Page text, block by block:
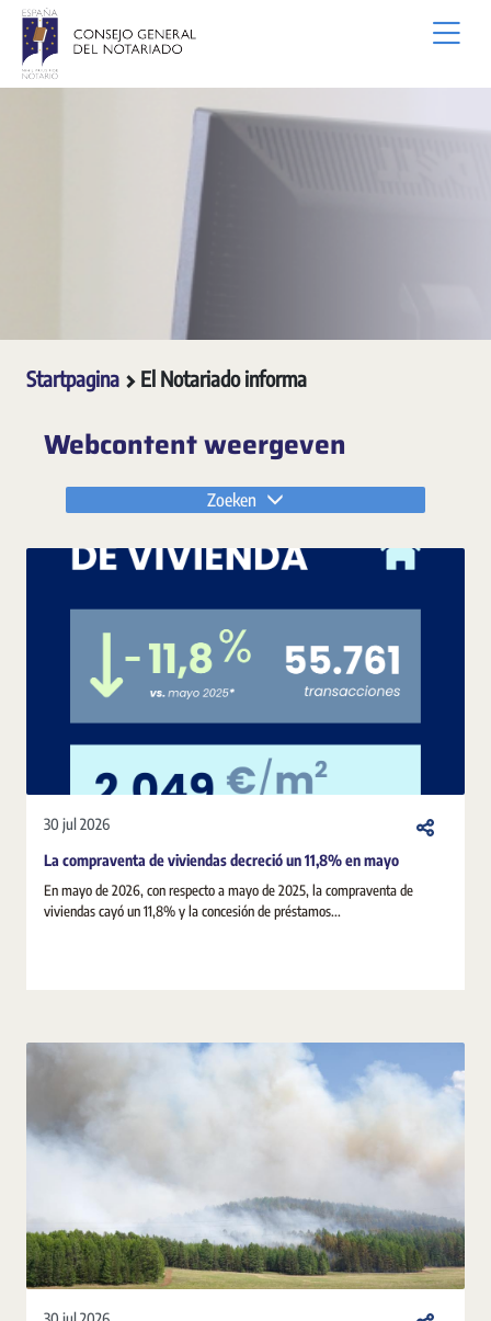
Overslaan en naar hoofdinhoud gaan
Startpagina El Notariado informa
Webcontent weergeven
Zoeken
30 jul 2026
La compraventa de viviendas decreció un 11,8% en mayo
En mayo de 2026, con respecto a mayo de 2025, la compraventa de
viviendas cayó un 11,8% y la concesión de préstamos...